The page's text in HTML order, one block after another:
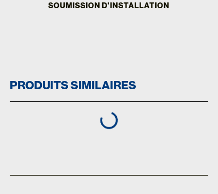
SOUMISSION D'INSTALLATION
PRODUITS SIMILAIRES